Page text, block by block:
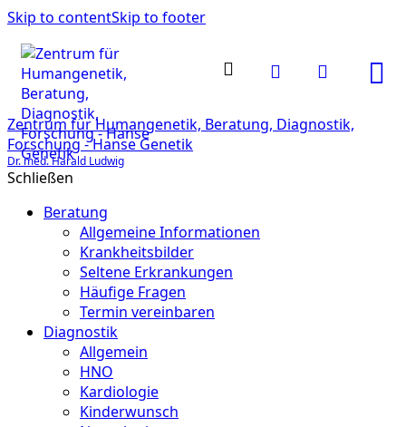
Skip to contentSkip to footer
Zentrum für Humangenetik, Beratung, Diagnostik,
Forschung - Hanse Genetik
Dr. med. Harald Ludwig
Schließen
Beratung
Allgemeine Informationen
Krankheitsbilder
Seltene Erkrankungen
Häufige Fragen
Termin vereinbaren
Diagnostik
Allgemein
HNO
Kardiologie
Kinderwunsch